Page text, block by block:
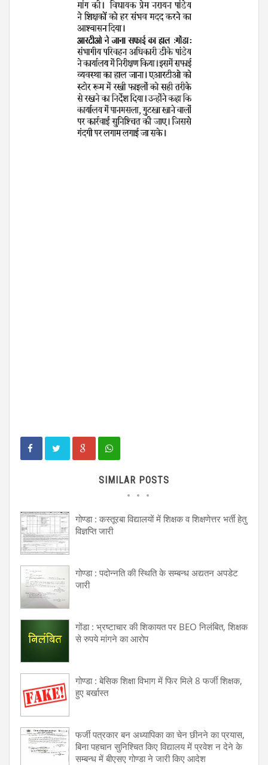
SIMILAR POSTS
गोण्डा : कस्तूरबा विद्यालयों में शिक्षक व शिक्षणेत्तर भर्ती हेतु
विज्ञप्ति जारी
गोण्डा : पदोन्नति की स्थिति के सम्बन्ध अद्यतन अपडेट
जारी
गोंडा : भ्रष्टाचार की शिकायत पर BEO निलंबित, शिक्षक
से रुपये मांगने का आरोप
गोण्डा : बेसिक शिक्षा विभाग में फिर मिले 8 फर्जी शिक्षक‚
हुए बर्खास्त
फर्जी पत्रकार बन अध्यापिका का चेन छीनने का प्रयास,
बिना पहचान सुनिश्चित किए विद्यालय में प्रवेश न देने के
सम्बन्ध में बीएसए गोण्डा ने जारी किए आदेश